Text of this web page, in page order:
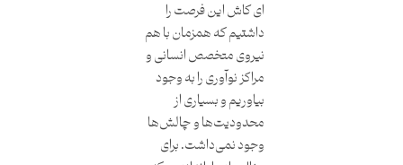
ای کاش این فرصت را
داشتیم که همزمان با هم
نیروی متخصص انسانی و
مراکز نوآوری را به وجود
بیاوریم و بسیاری از
محدودیت‌ها و چالش‌ها
وجود نمی‌داشت. برای